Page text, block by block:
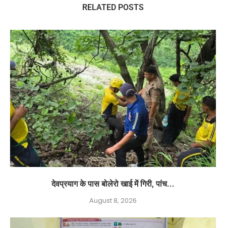
RELATED POSTS
देवप्रयाग के पास बोलेरो खाई में गिरी, पांच...
August 8, 2026